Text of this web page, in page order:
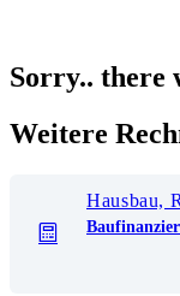
Sorry.. there
Weitere
Hausbau,